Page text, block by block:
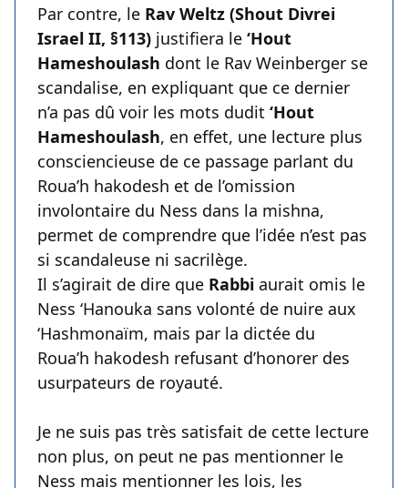
Par contre, le Rav Weltz (Shout Divrei
Israel II, §113) justifiera le ‘Hout
Hameshoulash dont le Rav Weinberger se
scandalise, en expliquant que ce dernier
n’a pas dû voir les mots dudit ‘Hout
Hameshoulash, en effet, une lecture plus
consciencieuse de ce passage parlant du
Roua’h hakodesh et de l’omission
involontaire du Ness dans la mishna,
permet de comprendre que l’idée n’est pas
si scandaleuse ni sacrilège.
Il s’agirait de dire que Rabbi aurait omis le
Ness ‘Hanouka sans volonté de nuire aux
‘Hashmonaïm, mais par la dictée du
Roua’h hakodesh refusant d’honorer des
usurpateurs de royauté.
Je ne suis pas très satisfait de cette lecture
non plus, on peut ne pas mentionner le
Ness mais mentionner les lois, les